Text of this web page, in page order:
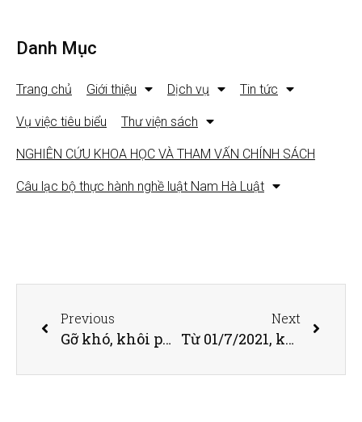
Danh Mục
Trang chủ Giới thiệu Dịch vụ Tin tức
Vụ việc tiêu biểu Thư viện sách
NGHIÊN CỨU KHOA HỌC VÀ THAM VẤN CHÍNH SÁCH
Câu lạc bộ thực hành nghề luật Nam Hà Luật
Previous
Gỡ khó, khôi phục sản xuất cho khu công nghiệp
Next
Từ 01/7/2021, không cần xin cấp hay cung cấp Giấy xác nhận số CMND Cũ – Mới khi giao dịch